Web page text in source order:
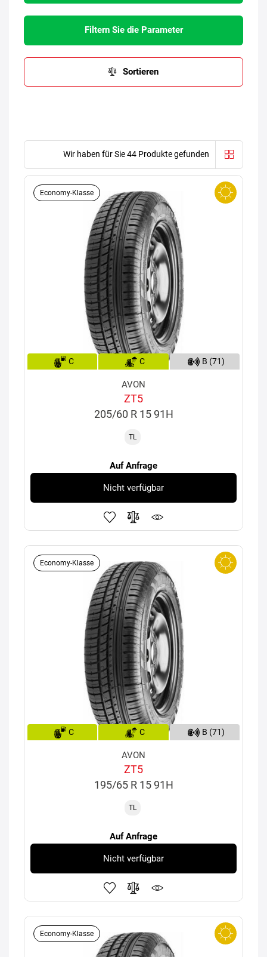
Filtern Sie die Parameter
Sortieren
Wir haben für Sie 44 Produkte gefunden
Economy-Klasse
C C B (71)
AVON
ZT5
205/60 R 15 91H
TL
Auf Anfrage
Nicht verfügbar
Economy-Klasse
C C B (71)
AVON
ZT5
195/65 R 15 91H
TL
Auf Anfrage
Nicht verfügbar
Economy-Klasse